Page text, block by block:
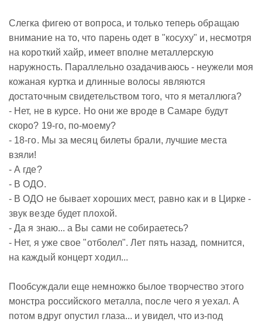
Слегка фигею от вопроса, и только теперь обращаю
внимание на то, что парень одет в "косуху" и, несмотря
на короткий хайр, имеет вполне металлерскую
наружность. Параллельно озадачиваюсь - неужели моя
кожаная куртка и длинные волосы являются
достаточным свидетельством того, что я металлюга?
- Нет, не в курсе. Но они же вроде в Самаре будут
скоро? 19-го, по-моему?
- 18-го. Мы за месяц билеты брали, лучшие места
взяли!
- А где?
- В ОДО.
- В ОДО не бывает хороших мест, равно как и в Цирке -
звук везде будет плохой.
- Да я знаю... а Вы сами не собираетесь?
- Нет, я уже свое "отболел". Лет пять назад, помнится,
на каждый концерт ходил...
Пообсуждали еще немножко былое творчество этого
монстра российского металла, после чего я уехал. А
потом вдруг опустил глаза... и увидел, что из-под